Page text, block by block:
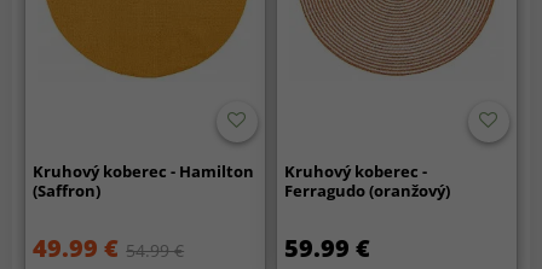
Kruhový koberec - Hamilton
(Saffron)
49.99 € 54.99 €
Kruhový koberec -
Ferragudo (oranžový)
59.99 €